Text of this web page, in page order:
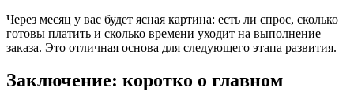
Через месяц у вас будет ясная картина: есть ли спрос, сколько
готовы платить и сколько времени уходит на выполнение
заказа. Это отличная основа для следующего этапа развития.
Заключение: коротко о главном